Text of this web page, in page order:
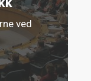
ved